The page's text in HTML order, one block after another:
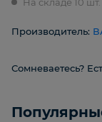
На складе 10 шт.
Производитель:
Сомневаетесь?